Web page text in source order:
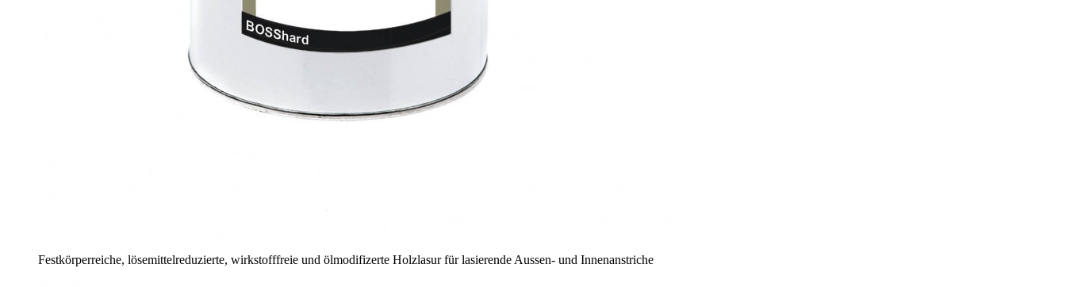
Festkörperreiche, lösemittelreduzierte, wirkstofffreie und ölmodifizerte Holzlasur für lasierende Aussen- und Innenanstriche